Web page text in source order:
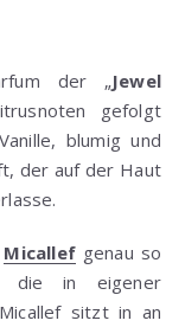
der „Jewel
gefolgt
blumig und
der auf der Haut
Micallef genau so
die in eigener
sitzt in an